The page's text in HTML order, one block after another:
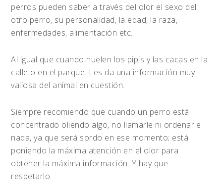
perros pueden saber a través del olor el sexo del
otro perro, su personalidad, la edad, la raza,
enfermedades, alimentación etc.
Al igual que cuando huelen los pipis y las cacas en la
calle o en el parque. Les da una información muy
valiosa del animal en cuestión.
Siempre recomiendo que cuando un perro está
concentrado oliendo algo, no llamarle ni ordenarle
nada, ya que será sordo en ese momento; está
poniendo la máxima atención en el olor para
obtener la máxima información. Y hay que
respetarlo.